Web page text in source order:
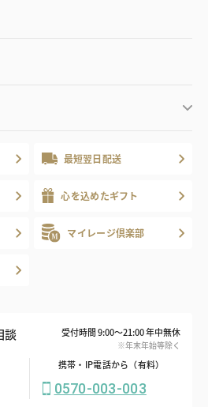
最短翌日配送
心を込めたギフト
マイレージ倶楽部
談 受付時間 9:00～21:00 年中無休
※年末年始等除く
携帯・IP電話から（有料）
0570-003-003